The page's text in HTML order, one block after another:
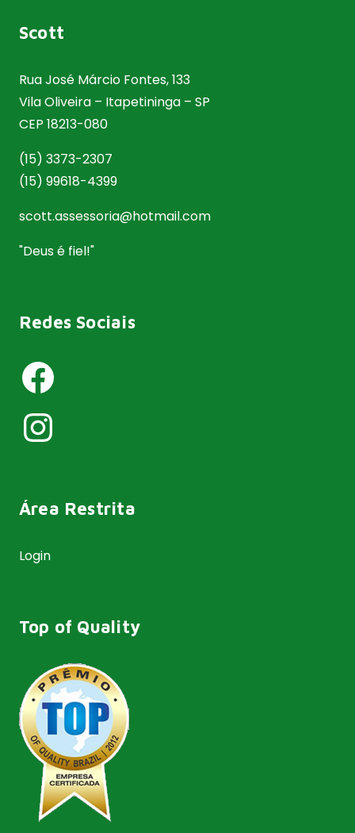
Scott
Rua José Márcio Fontes, 133
Vila Oliveira – Itapetininga – SP
CEP 18213-080
(15) 3373-2307
(15) 99618-4399
scott.assessoria@hotmail.com
"Deus é fiel!"
Redes Sociais
Facebook
Instagram
Área Restrita
Login
Top of Quality